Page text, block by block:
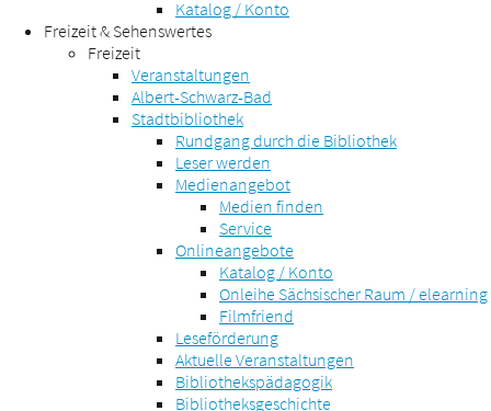
Katalog / Konto
Freizeit & Sehenswertes
Freizeit
Veranstaltungen
Albert-Schwarz-Bad
Stadtbibliothek
Rundgang durch die Bibliothek
Leser werden
Medienangebot
Medien finden
Service
Onlineangebote
Katalog / Konto
Onleihe Sächsischer Raum / elearning
Filmfriend
Leseförderung
Aktuelle Veranstaltungen
Bibliothekspädagogik
Bibliotheksgeschichte